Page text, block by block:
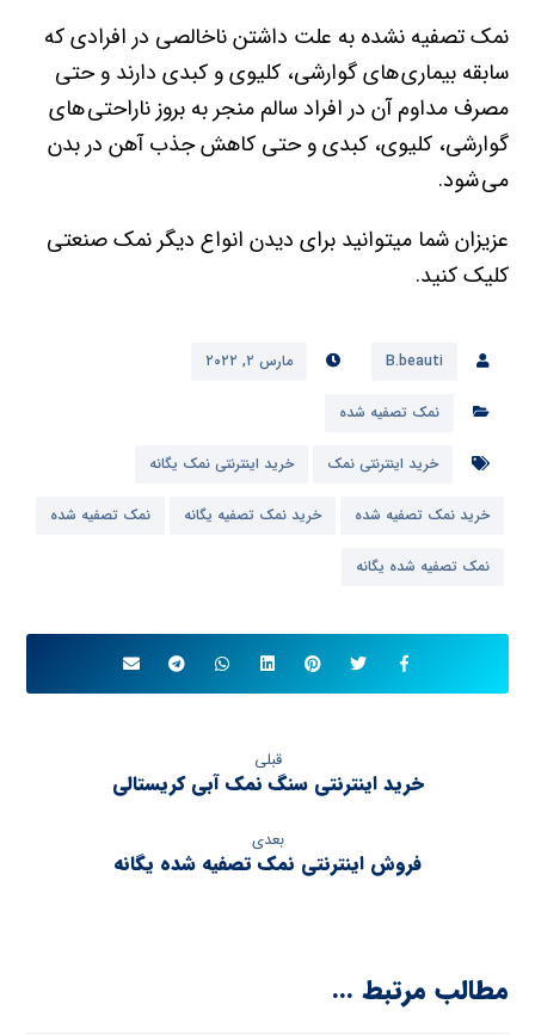
نمک تصفیه نشده به علت داشتن ناخالصی در افرادی که
سابقه بیماری های گوارشی، کلیوی و کبدی دارند و حتی
مصرف مداوم آن در افراد سالم منجر به بروز ناراحتی های
گوارشی، کلیوی، کبدی و حتی کاهش جذب آهن در بدن
می شود.
عزیزان شما میتوانید برای دیدن انواع دیگر نمک صنعتی
کلیک کنید.
B.beauti مارس ۲, ۲۰۲۲
نمک تصفیه شده
خرید اینترنتی نمک خرید اینترنتی نمک یگانه
خرید نمک تصفیه شده خرید نمک تصفیه یگانه نمک تصفیه شده
نمک تصفیه شده یگانه
قبلی
خرید اینترنتی سنگ نمک آبی کریستالی
بعدی
فروش اینترنتی نمک تصفیه شده یگانه
مطالب مرتبط ...